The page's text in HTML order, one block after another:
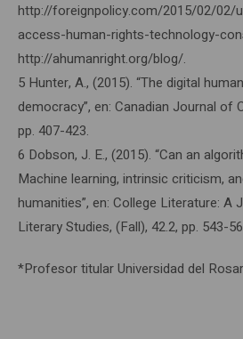
http://foreignpolicy.com/2015/02/02/
access-human-rights-technology-
http://ahumanright.org/blog/.
5 Hunter, A., (2015). “The digital
democracy”, en: Canadian Journal of
pp. 407-423.
6 Dobson, J. E., (2015). “Can an
Machine learning, intrinsic criticism,
humanities”, en: College Literature: A
Literary Studies, (Fall), 42.2, pp. 543-
*Profesor titular Universidad del